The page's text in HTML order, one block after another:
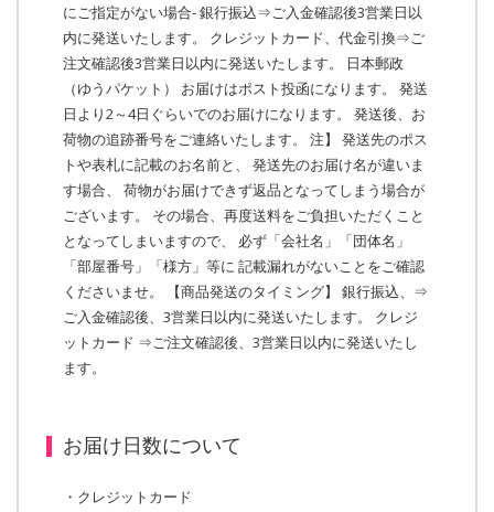
にご指定がない場合- 銀行振込⇒ご入金確認後3営業日以
内に発送いたします。 クレジットカード、代金引換⇒ご
注文確認後3営業日以内に発送いたします。 日本郵政
（ゆうパケット） お届けはポスト投函になります。 発送
日より2～4日ぐらいでのお届けになります。 発送後、お
荷物の追跡番号をご連絡いたします。 注】 発送先のポス
トや表札に記載のお名前と、 発送先のお届け名が違いま
す場合、 荷物がお届けできず返品となってしまう場合が
ございます。 その場合、再度送料をご負担いただくこと
となってしまいますので、 必ず「会社名」「団体名」
「部屋番号」「様方」等に 記載漏れがないことをご確認
くださいませ。 【商品発送のタイミング】 銀行振込、⇒
ご入金確認後、3営業日以内に発送いたします。 クレジ
ットカード ⇒ご注文確認後、3営業日以内に発送いたし
ます。
お届け日数について
・クレジットカード